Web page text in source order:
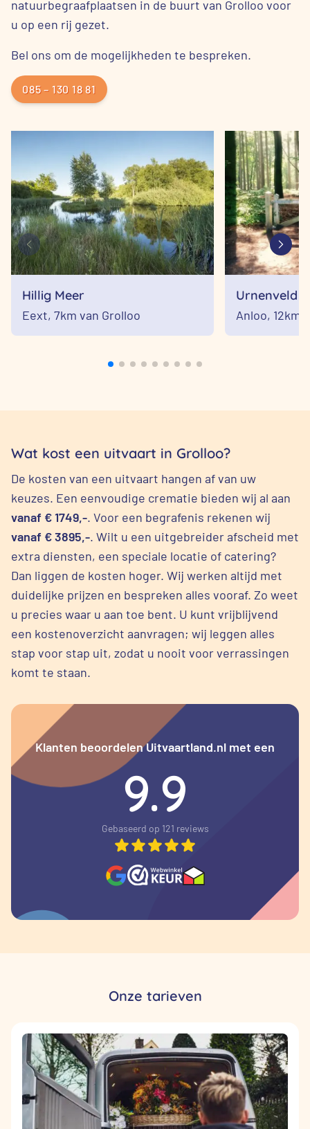
natuurbegraafplaatsen in de buurt van Grolloo voor
u op een rij gezet.
Bel ons om de mogelijkheden te bespreken.
085 – 130 18 81
Hillig Meer
Eext, 7km van Grolloo
Urnenveld
Anloo, 12km
Wat kost een uitvaart in Grolloo?
De kosten van een uitvaart hangen af van uw
keuzes. Een eenvoudige crematie bieden wij al aan
vanaf € 1749,-. Voor een begrafenis rekenen wij
vanaf € 3895,-. Wilt u een uitgebreider afscheid met
extra diensten, een speciale locatie of catering?
Dan liggen de kosten hoger. Wij werken altijd met
duidelijke prijzen en bespreken alles vooraf. Zo weet
u precies waar u aan toe bent. U kunt vrijblijvend
een kostenoverzicht aanvragen; wij leggen alles
stap voor stap uit, zodat u nooit voor verrassingen
komt te staan.
Klanten beoordelen Uitvaartland.nl met een
9.9
Gebaseerd op 121 reviews
Onze tarieven